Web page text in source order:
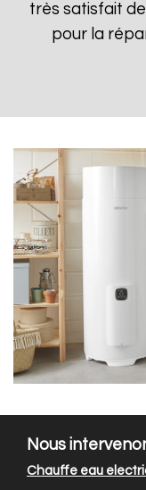
très satisfait
pour la
Nous
Chauffe eau